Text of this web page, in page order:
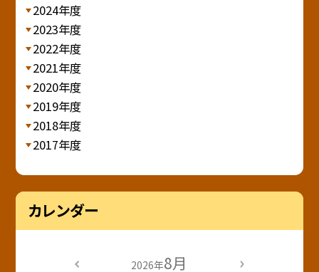
2024年度
2023年度
2022年度
2021年度
2020年度
2019年度
2018年度
2017年度
カレンダー
2026年8月